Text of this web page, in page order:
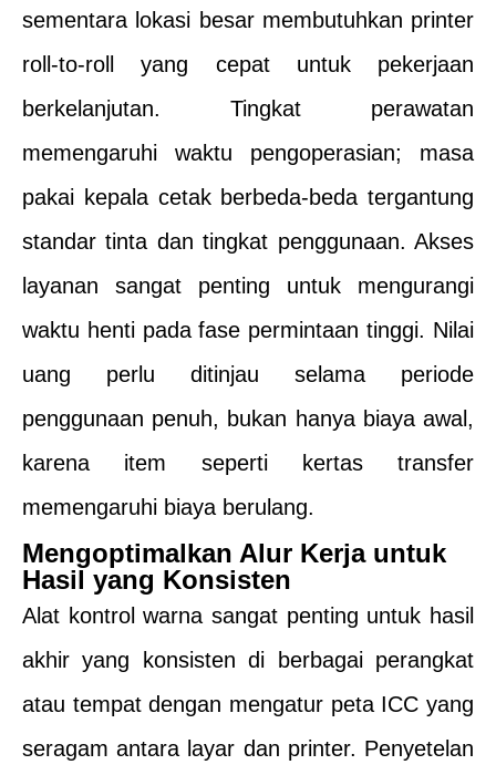
sementara lokasi besar membutuhkan printer
roll-to-roll yang cepat untuk pekerjaan
berkelanjutan. Tingkat perawatan
memengaruhi waktu pengoperasian; masa
pakai kepala cetak berbeda-beda tergantung
standar tinta dan tingkat penggunaan. Akses
layanan sangat penting untuk mengurangi
waktu henti pada fase permintaan tinggi. Nilai
uang perlu ditinjau selama periode
penggunaan penuh, bukan hanya biaya awal,
karena item seperti kertas transfer
memengaruhi biaya berulang.
Mengoptimalkan Alur Kerja untuk
Hasil yang Konsisten
Alat kontrol warna sangat penting untuk hasil
akhir yang konsisten di berbagai perangkat
atau tempat dengan mengatur peta ICC yang
seragam antara layar dan printer. Penyetelan